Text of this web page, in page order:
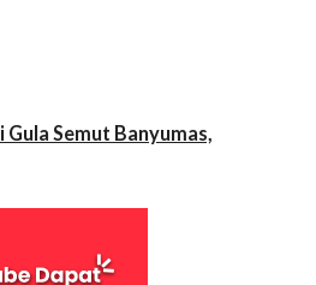
Semut Banyumas,